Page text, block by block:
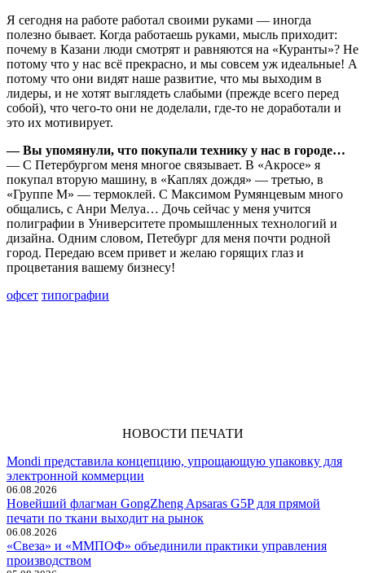
Я сегодня на работе работал своими руками — иногда
полезно бывает. Когда работаешь руками, мысль приходит:
почему в Казани люди смотрят и равняются на «Куранты»? Не
потому что у нас всё прекрасно, и мы совсем уж идеальные! А
потому что они видят наше развитие, что мы выходим в
лидеры, и не хотят выглядеть слабыми (прежде всего перед
собой), что чего-то они не доделали, где-то не доработали и
это их мотивирует.
— Вы упомянули, что покупали технику у нас в городе…
— С Петербургом меня многое связывает. В «Акросе» я
покупал вторую машину, в «Каплях дождя» — третью, в
«Группе М» — термоклей. С Максимом Румянцевым много
общались, с Анри Мелуа… Дочь сейчас у меня учится
полиграфии в Университете промышленных технологий и
дизайна. Одним словом, Петебург для меня почти родной
город. Передаю всем привет и желаю горящих глаз и
процветания вашему бизнесу!
офсет типографии
НОВОСТИ ПЕЧАТИ
Mondi представила концепцию, упрощающую упаковку для
электронной коммерции
06.08.2026
Новейший флагман GongZheng Apsaras G5P для прямой
печати по ткани выходит на рынок
06.08.2026
«Свеза» и «ММПОФ» объединили практики управления
производством